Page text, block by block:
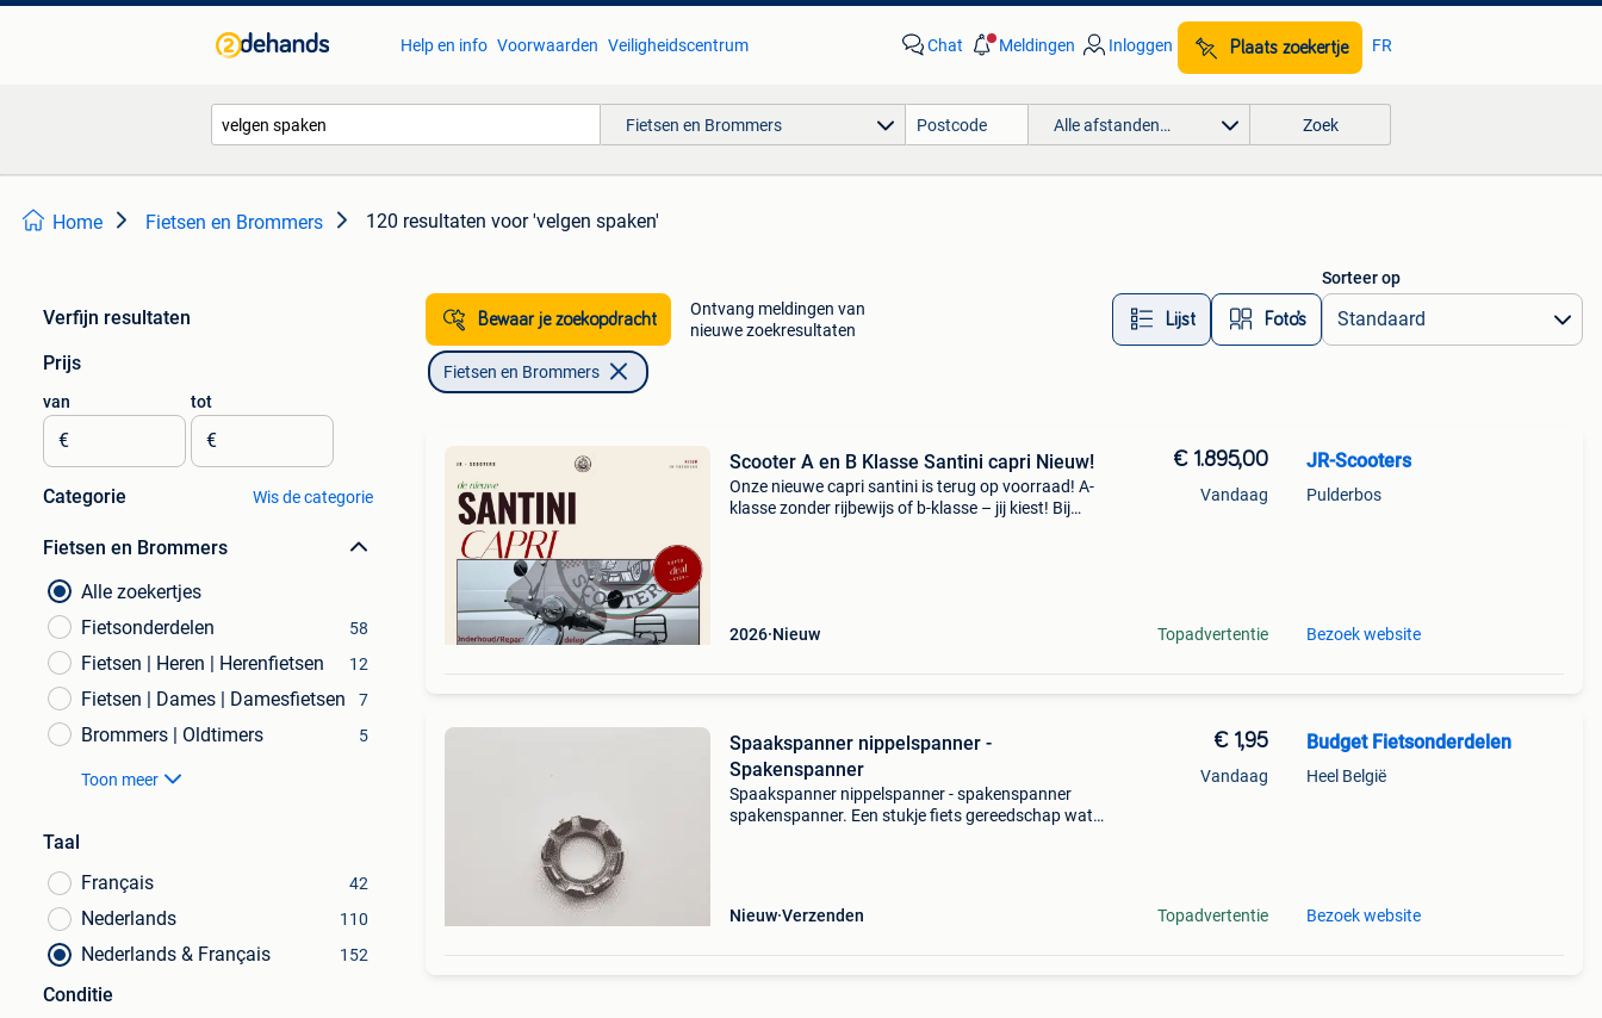
Help en info Voorwaarden Veiligheidscentrum Chat Meldingen Inloggen Plaats zoekertje FR
Fietsen en Brommers Alle afstanden… Zoek
Home Fietsen en Brommers 120 resultaten voor 'velgen spaken'
Verfijn resultaten
Prijs
van
€
tot
€
Categorie Wis de categorie
Fietsen en Brommers
Alle zoekertjes
Fietsonderdelen
58
Fietsen | Heren | Herenfietsen 12
Fietsen | Dames | Damesfietsen 7
Brommers | Oldtimers 5
Toon meer
Taal
Français
42
Nederlands 110
Nederlands & Français 152
Conditie
Bewaar je zoekopdracht
Ontvang meldingen van
nieuwe zoekresultaten
Lijst Foto’s
Sorteer op
Fietsen en Brommers
Scooter A en B Klasse Santini capri Nieuw!
Onze nieuwe capri santini is terug op voorraad! A-
klasse zonder rijbewijs of b-klasse – jij kiest! Bij
2026 Nieuw
€ 1.895,00
Vandaag
Topadvertentie
JR-Scooters
Pulderbos
Bezoek website
Spaakspanner nippelspanner -
Spakenspanner
Spaakspanner nippelspanner - spakenspanner
spakenspanner. Een stukje fiets gereedschap wat
Nieuw Verzenden
€ 1,95
Vandaag
Topadvertentie
Budget Fietsonderdelen
Heel België
Bezoek website